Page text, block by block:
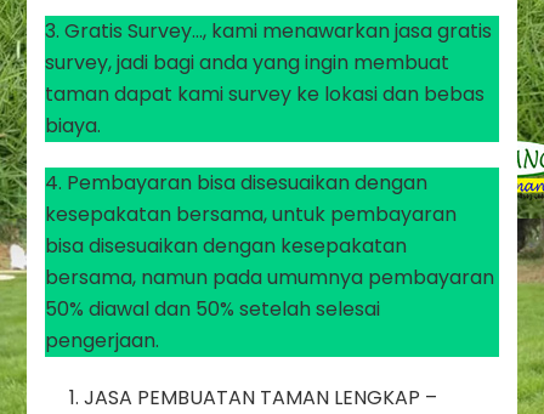
3. Gratis Survey…, kami menawarkan jasa gratis
survey, jadi bagi anda yang ingin membuat
taman dapat kami survey ke lokasi dan bebas
biaya.
4. Pembayaran bisa disesuaikan dengan
kesepakatan bersama, untuk pembayaran
bisa disesuaikan dengan kesepakatan
bersama, namun pada umumnya pembayaran
50% diawal dan 50% setelah selesai
pengerjaan.
JASA PEMBUATAN TAMAN LENGKAP –